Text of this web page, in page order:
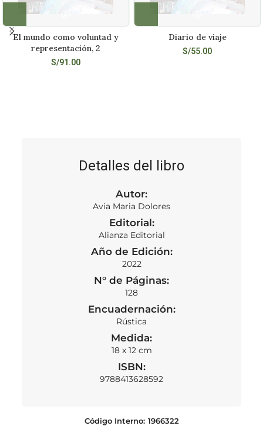
El mundo como voluntad y
representación, 2
S/91.00
Diario de viaje
S/55.00
Detalles del libro
Autor:
Avia Maria Dolores
Editorial:
Alianza Editorial
Año de Edición:
2022
N° de Páginas:
128
Encuadernación:
Rústica
Medida:
18 x 12 cm
ISBN:
9788413628592
Código Interno: 1966322